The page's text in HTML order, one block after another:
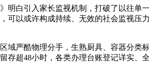
引入家长监视机制，打破了以往单
以或许构成持续、无效的社会监视压
严酷物理分手，生熟厨具、容器分类
超48小时，各类办理台账登记详实、